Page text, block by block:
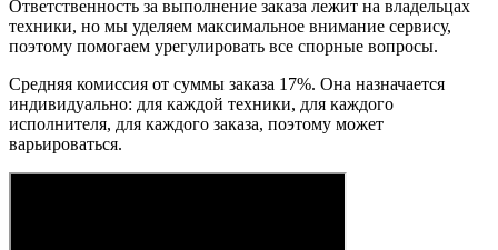
Ответственность за выполнение заказа лежит на владельцах
техники, но мы уделяем максимальное внимание сервису,
поэтому помогаем урегулировать все спорные вопросы.
Средняя комиссия от суммы заказа 17%. Она назначается
индивидуально: для каждой техники, для каждого
исполнителя, для каждого заказа, поэтому может
варьироваться.